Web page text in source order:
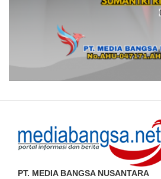
PT. MEDIA BANGSA NUSANTARA